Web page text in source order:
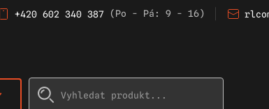
+420 602 340 387 (Po - Pá: 9 - 16)